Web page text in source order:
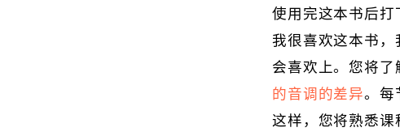
使用完这本书后打
我很喜欢这本书
会喜欢上。您将
的音调的差异。每
这样，您将熟悉